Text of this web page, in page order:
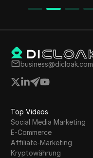
business@dicloak.com
Top Videos
Social Media Marketing
E-Commerce
Affiliate-Marketing
Kryptowährung